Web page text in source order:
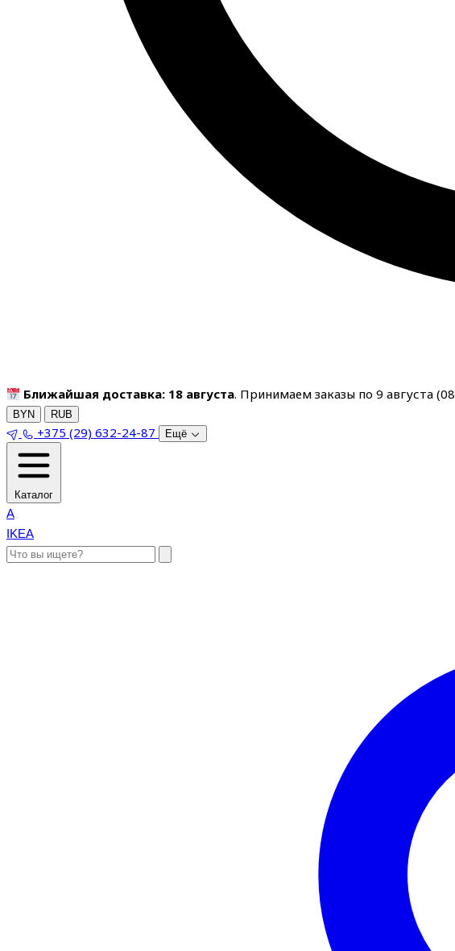
Ближайшая доставка: 18 августа. Принимаем заказы по 9 августа (08
BYN RUB
+375 (29) 632-24-87 Ещё
Каталог
A
IKEA